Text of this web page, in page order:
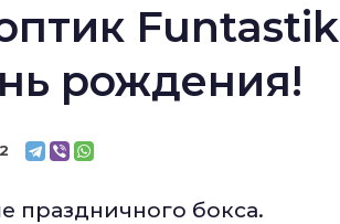
Funtastik
рождения!
праздничного бокса.